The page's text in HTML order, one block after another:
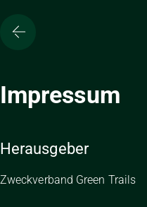
Impressum
Herausgeber
Zweckverband Green Trails